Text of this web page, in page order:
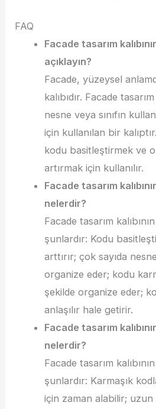
FAQ
Facade tasarım
açıklayın?
Facade, yüzeysel
kalıbıdır. Facade
nesne veya sınıfın
için kullanılan bir
kodu basitleştirmek ve
artırmak için kullanılır.
Facade tasarım
nelerdir?
Facade tasarım
şunlardır: Kodu
arttırır; çok sayıda
organize eder; kodu
şekilde organize eder;
anlaşılır hale getirir.
Facade tasarım
nelerdir?
Facade tasarım
şunlardır: Karmaşık
için zaman alabilir;